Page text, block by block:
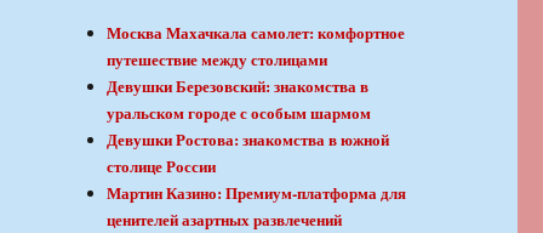
Москва Махачкала самолет: комфортное
путешествие между столицами
Девушки Березовский: знакомства в
уральском городе с особым шармом
Девушки Ростова: знакомства в южной
столице России
Мартин Казино: Премиум-платформа для
ценителей азартных развлечений